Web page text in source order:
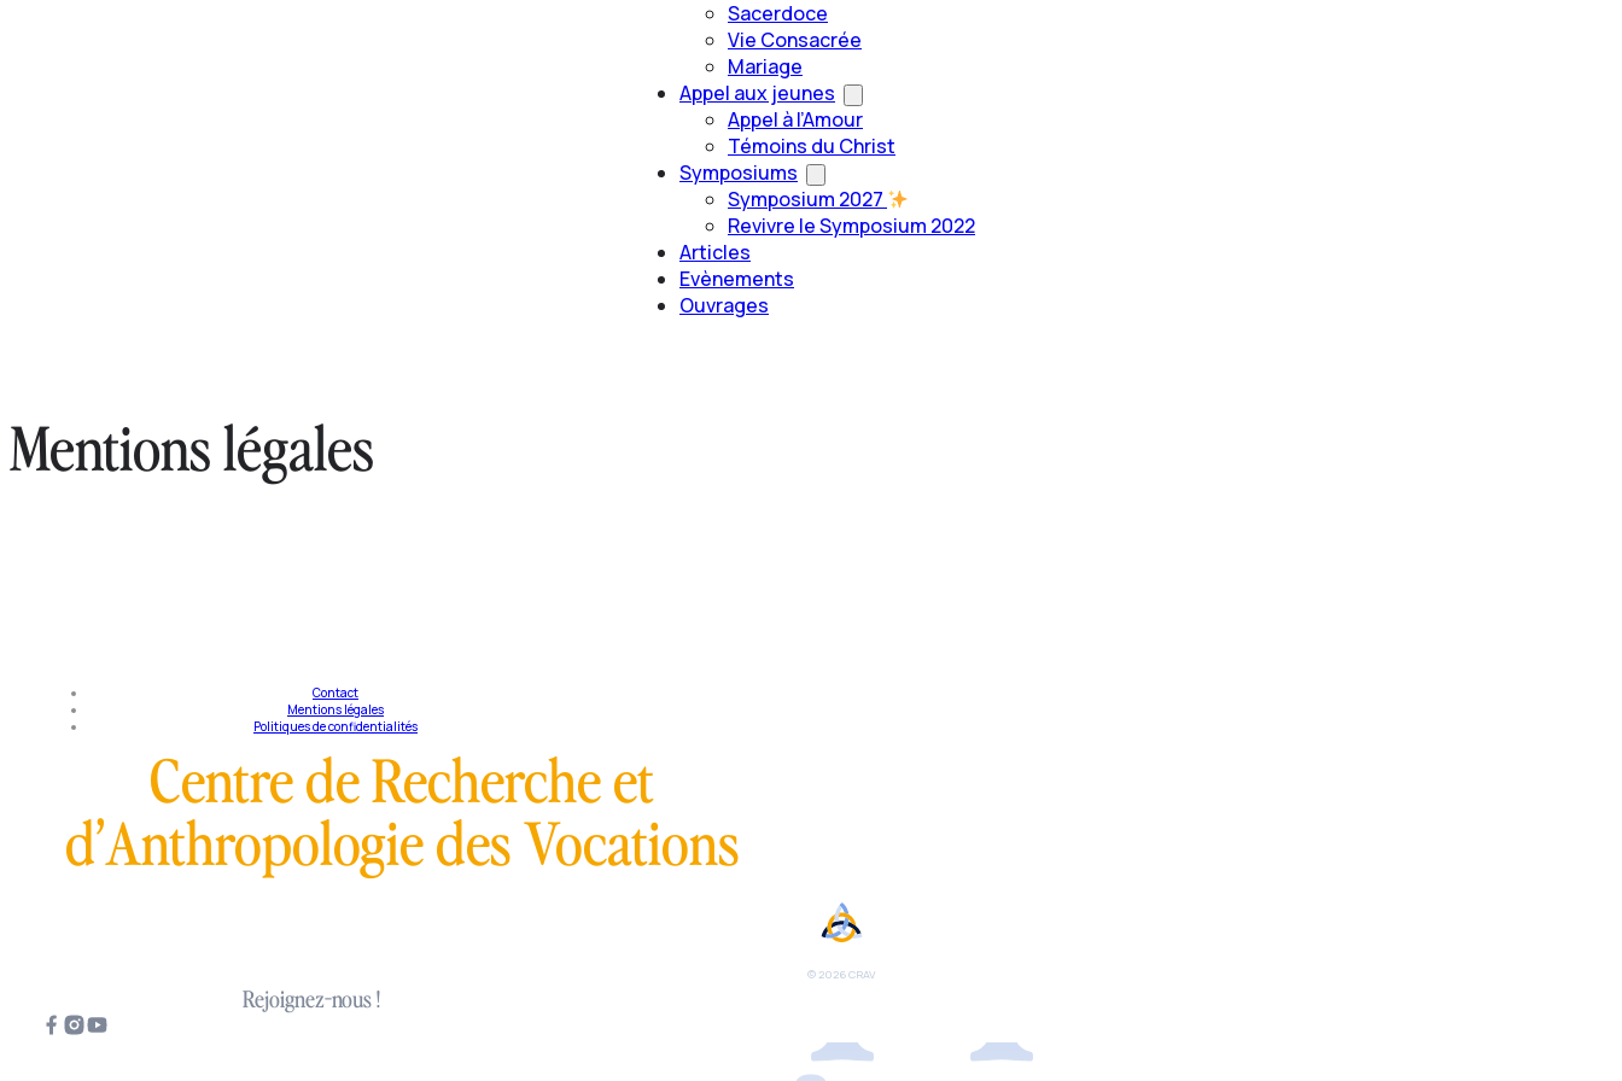
Sacerdoce
Vie Consacrée
Mariage
Appel aux jeunes
Appel à l’Amour
Témoins du Christ
Symposiums
Symposium 2027
Revivre le Symposium 2022
Articles
Evènements
Ouvrages
Mentions légales
Contact
Mentions légales
Politiques de confidentialités
Centre de Recherche et
d’Anthropologie des Vocations
© 2026 CRAV
Rejoignez-nous !
Tous appelés